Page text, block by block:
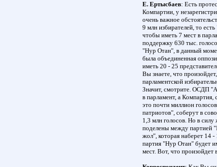
Е. Ертысбаев: Есть
Компартии, у
очень важное
9 млн избирателей, то
чтобы иметь 7 мест в
поддержку 630 тыс.
"Нур Отан", в данный
была объединенная
иметь 20 - 25
Вы знаете, что
парламентской
Значит, смотрите. ОСДП
в парламент, а
это почти миллион
патриотов", соберут в
1,3 млн голосов. Но в силу
поделены между партией
жол", которая наберет 14
партия "Нур Отан" будет
мест. Вот, что произойдет